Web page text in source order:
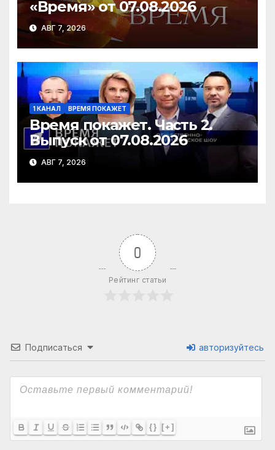
«Время» от 07.08.2026
АВГ 7, 2026
1 КАНАЛ ВРЕМЯ ПОКАЖЕТ
Время покажет. Часть 2.
Выпуск от 07.08.2026
АВГ 7, 2026
0
Рейтинг статьи
Подписаться авторизуйтесь
{} [+]